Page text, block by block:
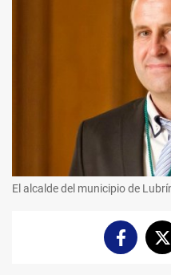
El alcalde del municipio de
Facebook